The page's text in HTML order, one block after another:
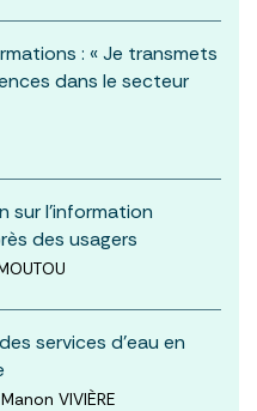
: « Je transmets
dans le secteur
sur l’information
des usagers
services d’eau en
VIVIÈRE